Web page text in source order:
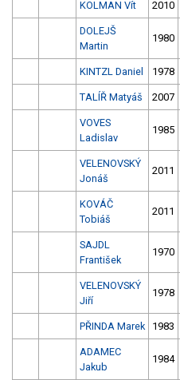
KOLMAN Vít 2010
DOLEJŠ
Martin
1980
KINTZL Daniel 1978
TALÍŘ Matyáš 2007
VOVES
Ladislav
1985
VELENOVSKÝ
Jonáš
2011
KOVÁČ
Tobiáš
2011
SAJDL
František
1970
VELENOVSKÝ
Jiří
1978
PŘINDA Marek 1983
ADAMEC
Jakub
1984